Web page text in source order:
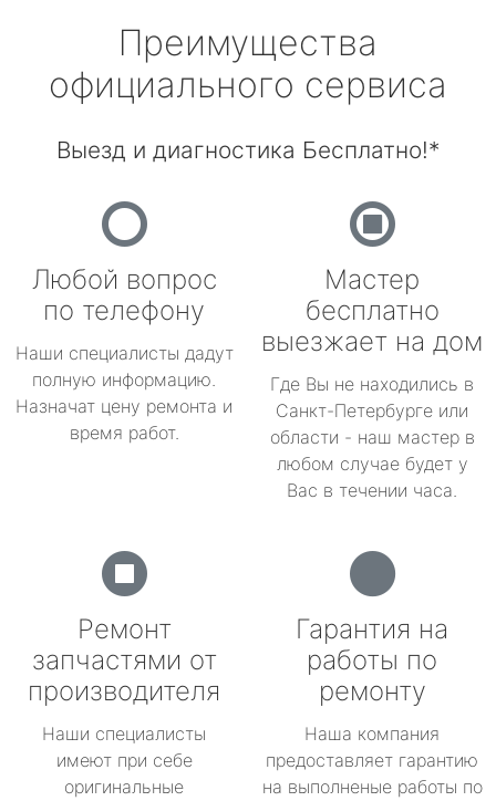
Преимущества
официального сервиса
Выезд и диагностика Бесплатно!*
Любой вопрос
по телефону
Наши специалисты дадут
полную информацию.
Назначат цену ремонта и
время работ.
Мастер
бесплатно
выезжает на дом
Где Вы не находились в
Санкт-Петербурге или
области - наш мастер в
любом случае будет у
Вас в течении часа.
Ремонт
запчастями от
производителя
Наши специалисты
имеют при себе
оригинальные
Гарантия на
работы по
ремонту
Наша компания
предоставляет гарантию
на выполненые работы по